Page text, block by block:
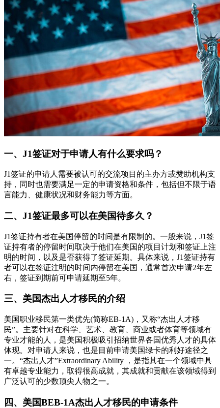
一、J1签证对于申请人有什么要求吗？
J1签证的申请人需要被认可的交流项目的主办方或赞助机构支
持，同时也需要满足一定的申请资格和条件，包括但不限于语
言能力、健康状况和财务能力等方面。
二、J1签证最多可以在美国待多久？
J1签证持有者在美国停留的时间是有限制的。一般来说，J1签
证持有者的停留时间取决于他们在美国的项目计划和签证上注
明的时间，以及是否获得了签证延期。具体来说，J1签证持有
者可以在签证注明的时间内停留在美国，通常首次申请2年左
右，签证到期前可申请延期至5年。
三、美国杰出人才移民的介绍
美国职业移民第一类优先(简称EB-1A)，又称“杰出人才移
民”。主要针对在科学、艺术、教育、商业或者体育等领域有
专业才能的人，是美国积极吸引招纳世界各国优秀人才的具体
体现。对申请人来说，也是目前申请美国绿卡的利好途径之
一。“杰出人才”Extraordinary Ability ，是指其在一个领域中具
有卓越专业能力，取得很高成就，其成就和贡献在该领域得到
广泛认可的少数顶尖人物之一。
四、美国BEB-1A杰出人才移民的申请条件